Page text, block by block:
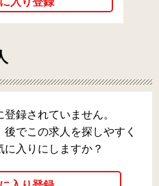
録されていません。
でこの求人を探しやすく
入りにしますか？